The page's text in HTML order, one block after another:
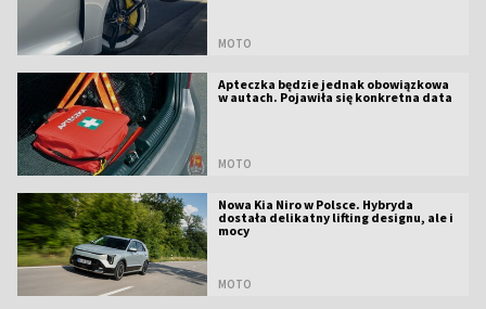
MOTO
Apteczka będzie jednak obowiązkowa
w autach. Pojawiła się konkretna data
MOTO
Nowa Kia Niro w Polsce. Hybryda
dostała delikatny lifting designu, ale i
mocy
MOTO